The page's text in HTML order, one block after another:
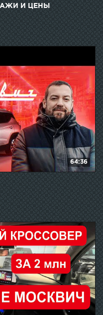
И ЦЕНЫ
64:36